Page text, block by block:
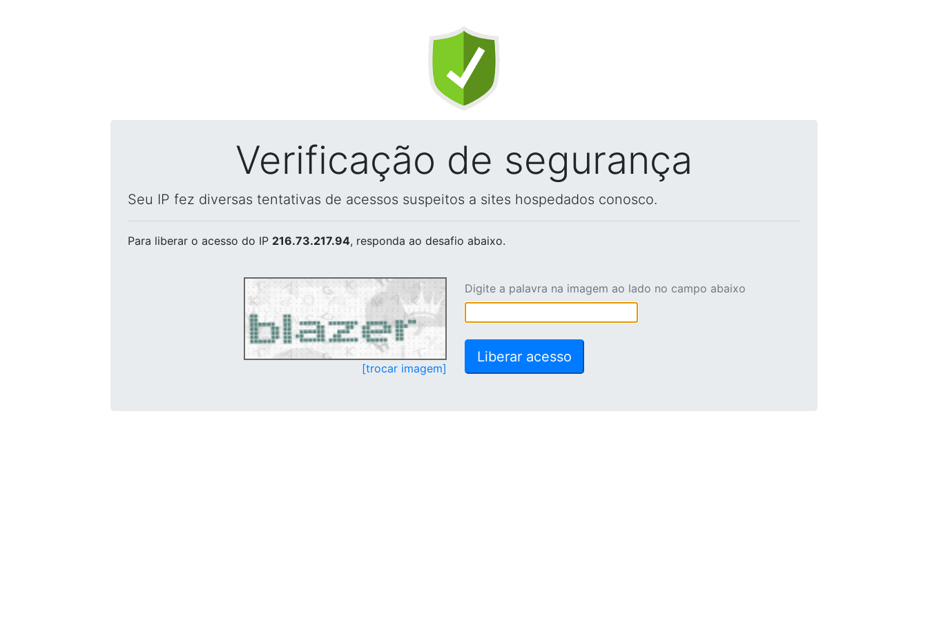
Verificação de segurança
Seu IP fez diversas tentativas de acessos suspeitos a sites hospedados conosco.
Para liberar o acesso do IP 216.73.217.94, responda ao desafio abaixo.
[trocar imagem]
Digite a palavra na imagem ao lado no campo abaixo